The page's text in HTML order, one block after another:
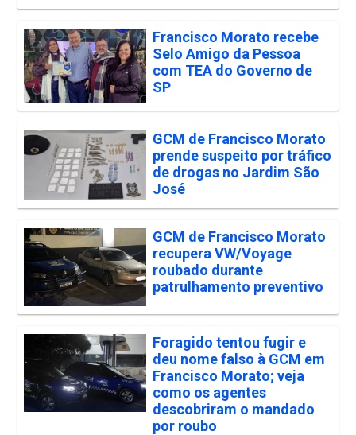
Francisco Morato recebe
Selo Amigo da Pessoa
com TEA do Governo de
SP
GCM de Francisco Morato
prende suspeito por tráfico
de drogas no Jardim São
José
GCM de Francisco Morato
recupera VW/Voyage
roubado durante
patrulhamento preventivo
Foragido tentou fugir e
deu nome falso à GCM em
Francisco Morato; veja
como os agentes
descobriram o mandado
por roubo